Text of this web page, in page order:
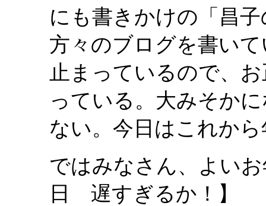
にも書きかけの「昌
方々のブログを書い
止まっているので、
っている。大みそか
ない。今日はこれか
ではみなさん、よい
日 遅すぎるか！】